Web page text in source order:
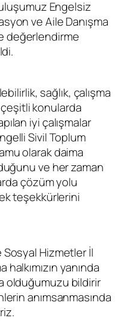
Engelsiz
ve Aile Danışma
değerlendirme
sağlık, çalışma
konularda
iyi çalışmalar
Sivil Toplum
olarak daima
ve her zaman
çözüm yolu
teşekkürlerini
Sosyal Hizmetler İl
yanında
olduğumuzu bildirir
anımsanmasında